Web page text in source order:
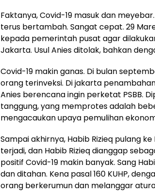
Faktanya, Covid-19 masuk dan
terus bertambah. Sangat cepat. 29
kepada pemerintah pusat agar
Jakarta. Usul Anies ditolak, bahkan
Covid-19 makin ganas. Di bulan
orang terinveksi. Di jakarta
Anies berencana ingin perketat PSBB.
tanggung, yang memprotes adalah
mengacaukan upaya pemulihan
Sampai akhirnya, Habib Rizieq pulang
terjadi, dan Habib Rizieq dianggap
positif Covid-19 makin banyak. Sang
dan ditahan. Kena pasal 160 KUHP,
orang berkerumun dan melanggar